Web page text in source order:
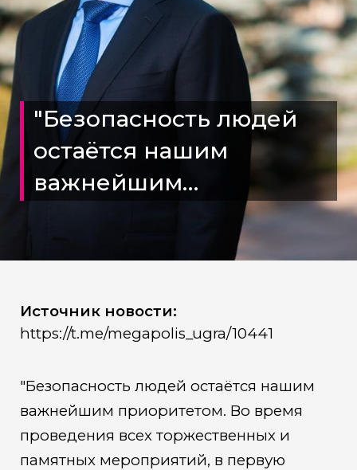
"Безопасность людей
остаëтся нашим
важнейшим
Источник новости:
https://t.me/megapolis_ugra/10441
"Безопасность людей остаëтся нашим
важнейшим приоритетом. Во время
проведения всех торжественных и
памятных мероприятий, в первую